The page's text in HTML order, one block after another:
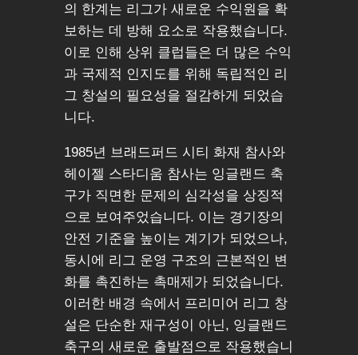
의 한계는 리그가 새로운 수익원을 확
보하는 데 방해 요소로 작용했습니다.
이로 인해 상위 클럽들은 더 많은 수익
과 국제적 인지도를 위해 독립적인 리
그 창설의 필요성을 절감하게 되었습
니다.
1985년 브래드퍼드 시티 화재 참사와
헤이젤 스타디움 참사는 잉글랜드 축
구가 직면한 문제의 심각성을 상징적
으로 보여주었습니다. 이는 경기장의
안전 기준을 높이는 계기가 되었으나,
동시에 리그 운영 구조의 근본적인 변
화를 촉진하는 촉매제가 되었습니다.
이러한 배경 속에서 프리미어 리그 창
설은 단순한 재구성이 아닌, 잉글랜드
축구의 새로운 출발점으로 작용했습니